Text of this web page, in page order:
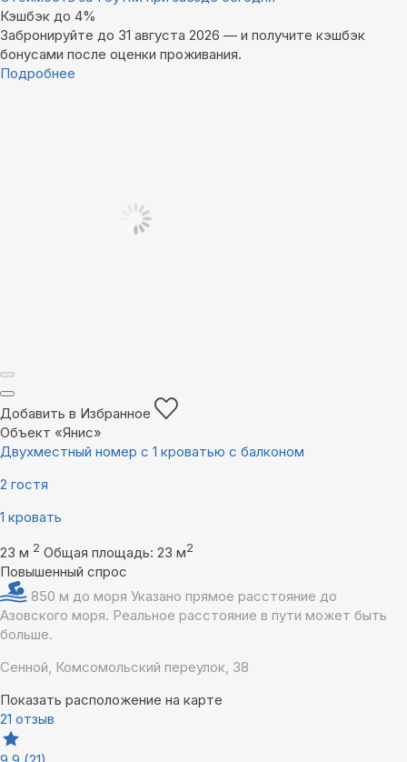
Кэшбэк до 4%
Забронируйте до 31 августа 2026 — и получите кэшбэк
бонусами после оценки проживания.
Подробнее
Добавить в Избранное
Объект «Янис»
Двухместный номер с 1 кроватью с балконом
2 гостя
1 кровать
23 м 2 Общая площадь: 23 м2
Повышенный спрос
850 м до моря Указано прямое расстояние до
Азовского моря. Реальное расстояние в пути может быть
больше.
Сенной, Комсомольский переулок, 38
Показать расположение на карте
21 отзыв